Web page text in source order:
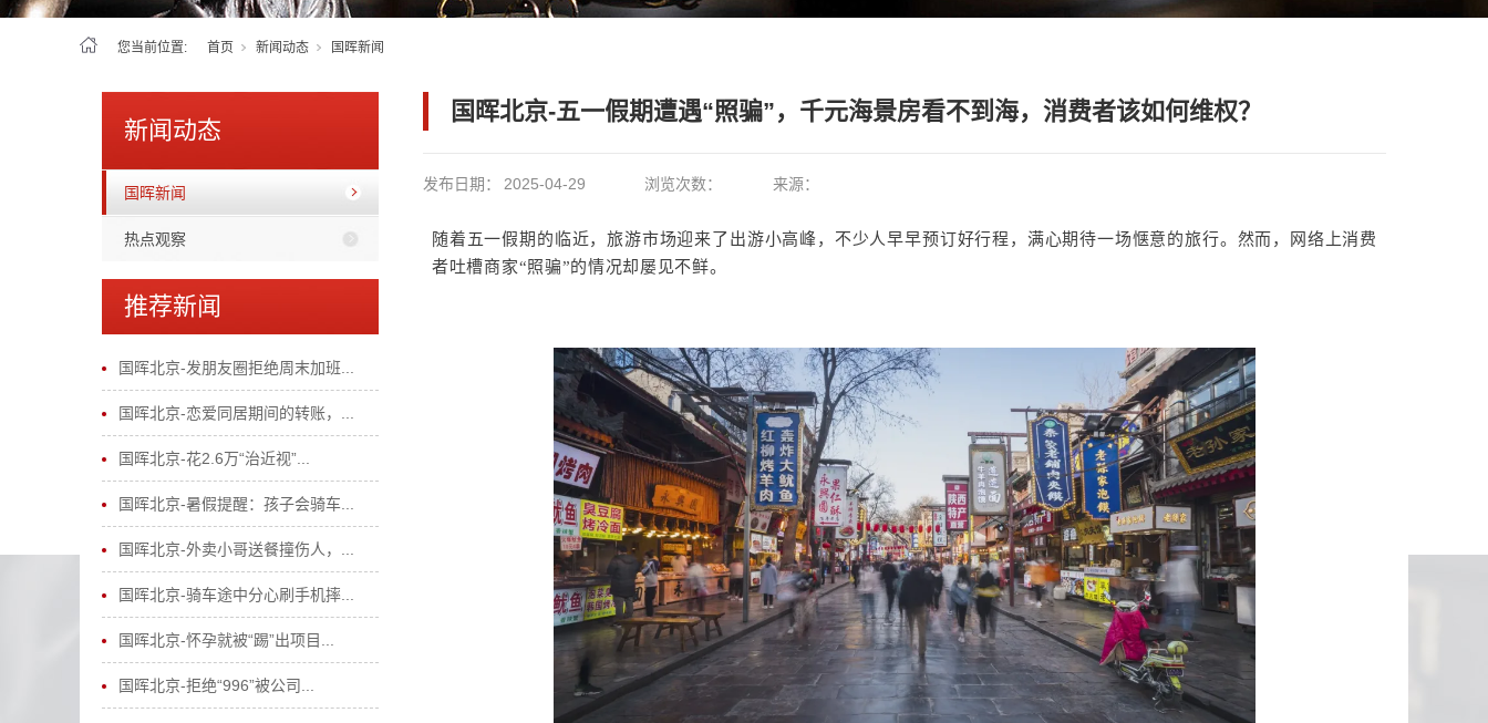
您当前位置: 首页 新闻动态 国晖新闻
新闻动态
国晖新闻
热点观察
推荐新闻
国晖北京-发朋友圈拒绝周末加班...
国晖北京-恋爱同居期间的转账，...
国晖北京-花2.6万“治近视”...
国晖北京-暑假提醒：孩子会骑车...
国晖北京-外卖小哥送餐撞伤人，...
国晖北京-骑车途中分心刷手机摔...
国晖北京-怀孕就被“踢”出项目...
国晖北京-拒绝“996”被公司...
国晖北京-五一假期遭遇“照骗”，千元海景房看不到海，消费者该如何维权？
发布日期： 2025-04-29 浏览次数： 来源：
随着五一假期的临近，旅游市场迎来了出游小高峰，不少人早早预订好行程，满心期待一场惬意的旅行。然而，网络上消费
者吐槽商家“照骗”的情况却屡见不鲜。